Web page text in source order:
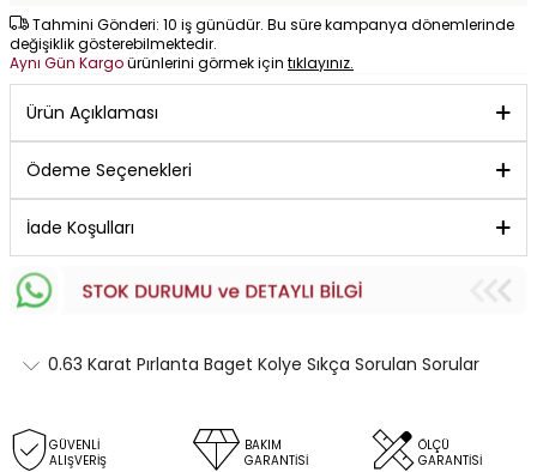
Tahmini Gönderi: 10 iş günüdür. Bu süre kampanya dönemlerinde
değişiklik gösterebilmektedir.
Aynı Gün Kargoürünlerini görmek için tıklayınız.
Ürün Açıklaması
Ödeme Seçenekleri
İade Koşulları
0.63 Karat Pırlanta Baget Kolye Sıkça Sorulan Sorular
GÜVENLİ
ALIŞVERİŞ
BAKIM
GARANTİSİ
ÖLÇÜ
GARANTİSİ